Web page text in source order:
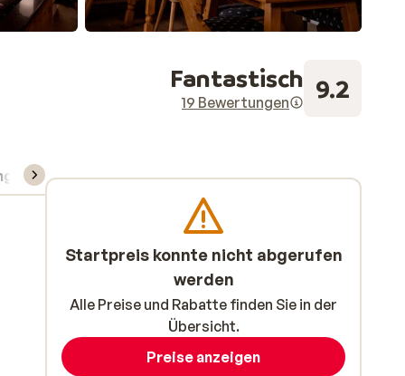
Fantastisch
19 Bewertungen 9.2
Skipass/Kurse/Material
Startpreis konnte nicht abgerufen
werden
Alle Preise und Rabatte finden Sie in der
Übersicht.
Preise anzeigen